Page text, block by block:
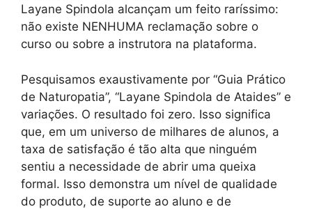
Layane Spindola alcançam um feito raríssimo:
não existe NENHUMA reclamação sobre o
curso ou sobre a instrutora na plataforma.
Pesquisamos exaustivamente por “Guia Prático
de Naturopatia”, “Layane Spindola de Ataides” e
variações. O resultado foi zero. Isso significa
que, em um universo de milhares de alunos, a
taxa de satisfação é tão alta que ninguém
sentiu a necessidade de abrir uma queixa
formal. Isso demonstra um nível de qualidade
do produto, de suporte ao aluno e de